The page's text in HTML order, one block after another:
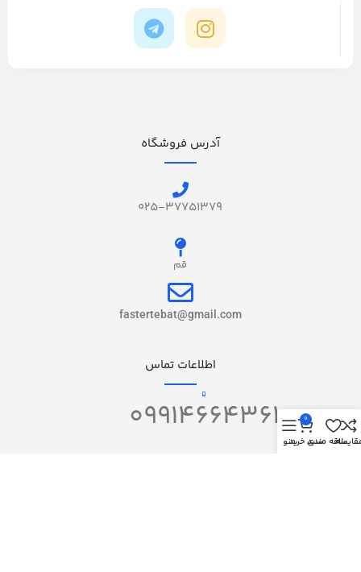
آدرس فروشگاه
025-37751379
قم
fastertebat@gmail.com
اطلاعات تماس
09914664361
علاقه مندی
0
سبد خریدمنو